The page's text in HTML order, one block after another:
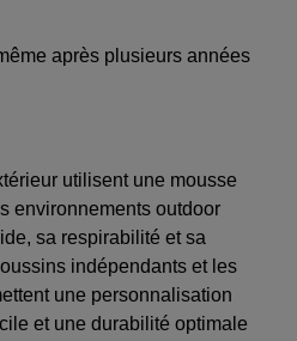
après plusieurs années
utilisent une mousse
environnements outdoor
sa respirabilité et sa
indépendants et les
une personnalisation
et une durabilité optimale